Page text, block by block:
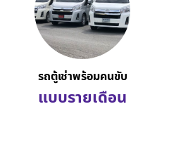
รถตู้เช่าพร้อมคนขับ
แบบรายเดือน